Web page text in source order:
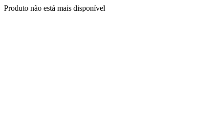
Produto não está mais disponível